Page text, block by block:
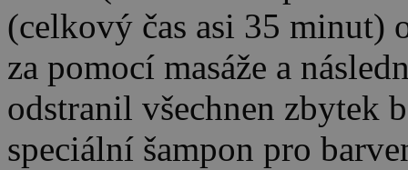
(celkový čas asi 35 minut)
za pomocí masáže a
odstranil všechnen zbytek
speciální šampon pro